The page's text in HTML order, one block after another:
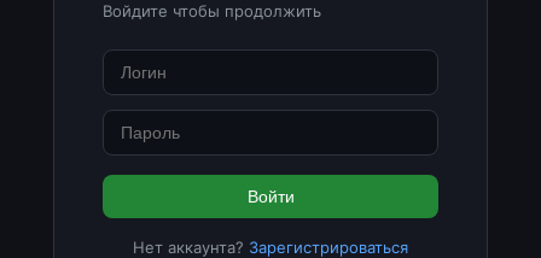
Войдите чтобы продолжить
Войти
Нет аккаунта? Зарегистрироваться